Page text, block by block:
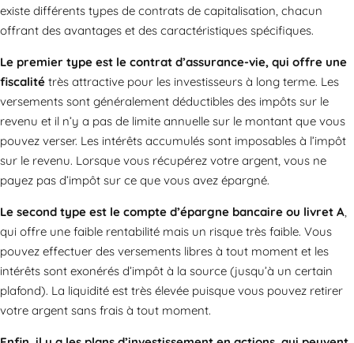
existe différents types de contrats de capitalisation, chacun
offrant des avantages et des caractéristiques spécifiques.
Le premier type est le contrat d’assurance-vie, qui offre une
fiscalité très attractive pour les investisseurs à long terme. Les
versements sont généralement déductibles des impôts sur le
revenu et il n’y a pas de limite annuelle sur le montant que vous
pouvez verser. Les intérêts accumulés sont imposables à l’impôt
sur le revenu. Lorsque vous récupérez votre argent, vous ne
payez pas d’impôt sur ce que vous avez épargné.
Le second type est le compte d’épargne bancaire ou livret A,
qui offre une faible rentabilité mais un risque très faible. Vous
pouvez effectuer des versements libres à tout moment et les
intérêts sont exonérés d’impôt à la source (jusqu’à un certain
plafond). La liquidité est très élevée puisque vous pouvez retirer
votre argent sans frais à tout moment.